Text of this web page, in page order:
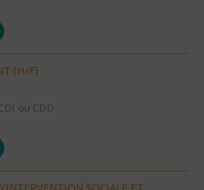
(H/F)
ou CDD
SOCIALE ET